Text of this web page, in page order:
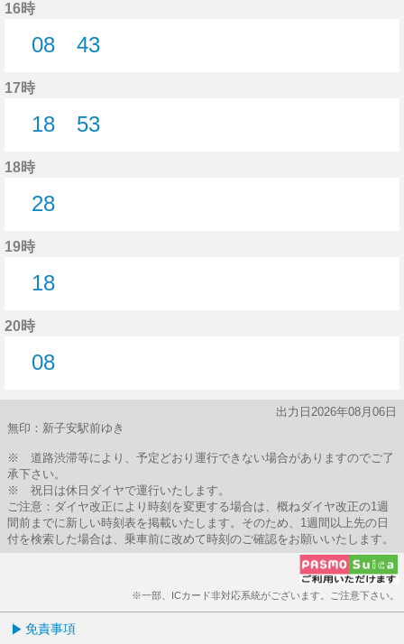
16時
08
43
17時
18
53
18時
28
19時
18
20時
08
出力日2026年08月06日
無印：新子安駅前ゆき
※ 道路渋滞等により、予定どおり運行できない場合がありますのでご了
承下さい。
※ 祝日は休日ダイヤで運行いたします。
ご注意：ダイヤ改正により時刻を変更する場合は、概ねダイヤ改正の1週
間前までに新しい時刻表を掲載いたします。そのため、1週間以上先の日
付を検索した場合は、乗車前に改めて時刻のご確認をお願いいたします。
※一部、ICカード非対応系統がございます。ご注意下さい。
免責事項